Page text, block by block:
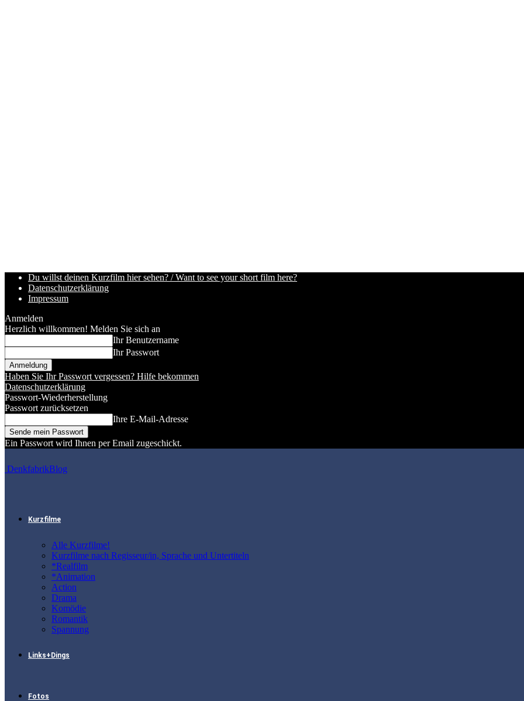
Du willst deinen Kurzfilm hier sehen? / Want to see your short film here?
Datenschutzerklärung
Impressum
Anmelden
Herzlich willkommen! Melden Sie sich an
Ihr Benutzername
Ihr Passwort
Haben Sie Ihr Passwort vergessen? Hilfe bekommen
Datenschutzerklärung
Passwort-Wiederherstellung
Passwort zurücksetzen
Ihre E-Mail-Adresse
Ein Passwort wird Ihnen per Email zugeschickt.
DenkfabrikBlog
Kurzfilme
Alle Kurzfilme!
Kurzfilme nach Regisseur/in, Sprache und Untertiteln
*Realfilm
*Animation
Action
Drama
Komödie
Romantik
Spannung
Links+Dings
Fotos